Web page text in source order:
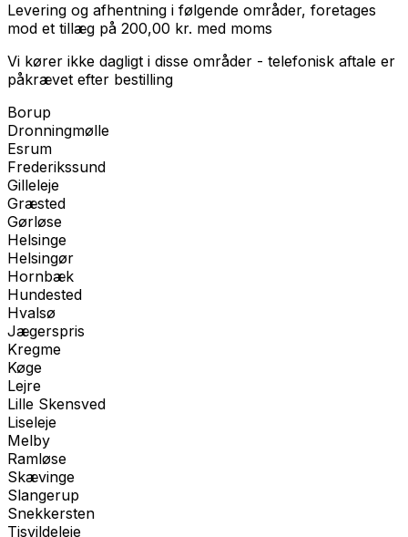
Levering og afhentning i følgende områder, foretages
mod et tillæg på 200,00 kr. med moms
Vi kører ikke dagligt i disse områder - telefonisk aftale er
påkrævet efter bestilling
Borup
Dronningmølle
Esrum
Frederikssund
Gilleleje
Græsted
Gørløse
Helsinge
Helsingør
Hornbæk
Hundested
Hvalsø
Jægerspris
Kregme
Køge
Lejre
Lille Skensved
Liseleje
Melby
Ramløse
Skævinge
Slangerup
Snekkersten
Tisvildeleje